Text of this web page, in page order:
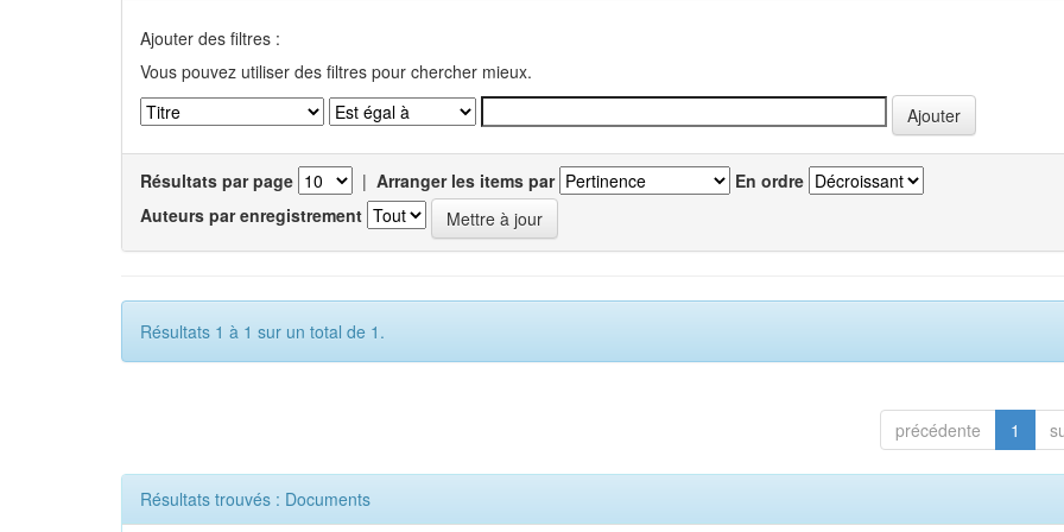
Ajouter des filtres :
Vous pouvez utiliser des filtres pour chercher mieux.
Résultats par page | Arranger les items par
En ordre
Auteurs par enregistrement
Résultats 1 à 1 sur un total de 1.
précédente 1
Résultats trouvés : Documents